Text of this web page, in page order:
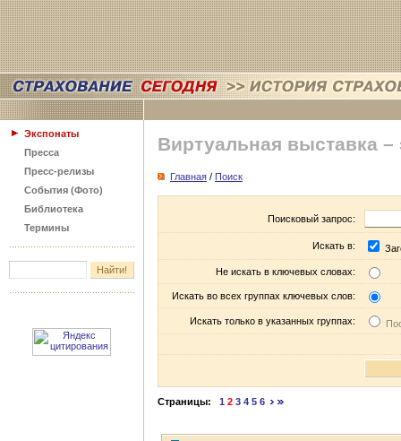
Экспонаты
Пресса
Пресс-релизы
События (Фото)
Библиотека
Термины
Виртуальная выставка –
Главная / Поиск
Поисковый запрос:
Искать в:
Не искать в ключевых словах:
Искать во всех группах ключевых слов:
Искать только в указанных группах:
Страницы: 1 2 3 4 5 6